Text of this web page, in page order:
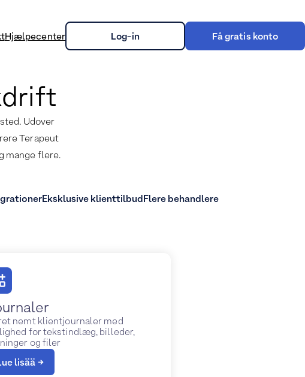
Hjælpecenter Log-in Få gratis konto
Udover
Terapeut
mange flere.
Eksklusive klienttilbudFlere behandlere
nemt klientjournaler med
for tekstindlæg, billeder,
og filer
lisää →